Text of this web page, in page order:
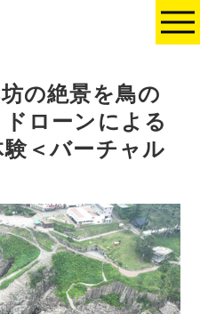
の絶景を鳥の
ローンによる
＜バーチャル